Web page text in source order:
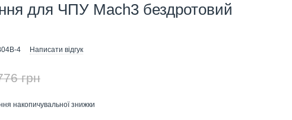
для ЧПУ Mach3 бездротовий
4 Написати відгук
грн
накопичувальної знижки